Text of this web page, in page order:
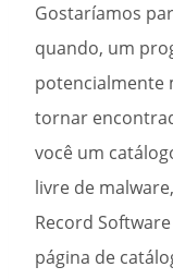
Gostaríamos
quando, um
potencialmente
tornar
você um
livre de
Record
página de